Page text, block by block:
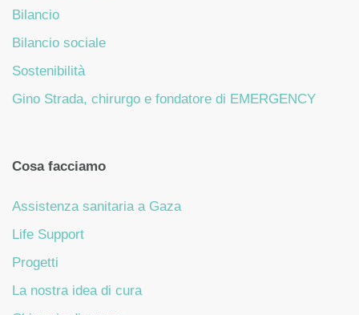
Bilancio
Bilancio sociale
Sostenibilità
Gino Strada, chirurgo e fondatore di EMERGENCY
Cosa facciamo
Assistenza sanitaria a Gaza
Life Support
Progetti
La nostra idea di cura